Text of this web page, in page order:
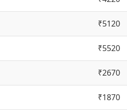
₹5120
₹5520
₹2670
₹1870